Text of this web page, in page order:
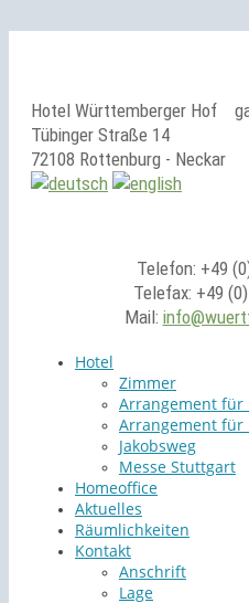
Hotel Württemberger Hof
Tübinger Straße 14
72108 Rottenburg - Neckar
Telefon: +49
Telefax: +49
Mail:
Hotel
Zimmer
Arrangement für
Arrangement
Jakobsweg
Messe Stuttgart
Homeoffice
Aktuelles
Räumlichkeiten
Kontakt
Anschrift
Lage